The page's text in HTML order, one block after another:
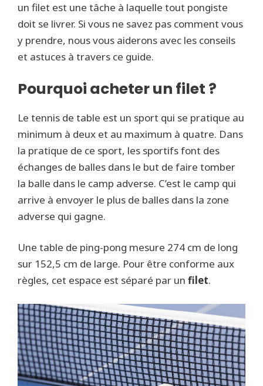
un filet est une tâche à laquelle tout pongiste
doit se livrer. Si vous ne savez pas comment vous
y prendre, nous vous aiderons avec les conseils
et astuces à travers ce guide.
Pourquoi acheter un filet ?
Le tennis de table est un sport qui se pratique au
minimum à deux et au maximum à quatre. Dans
la pratique de ce sport, les sportifs font des
échanges de balles dans le but de faire tomber
la balle dans le camp adverse. C’est le camp qui
arrive à envoyer le plus de balles dans la zone
adverse qui gagne.
Une table de ping-pong mesure 274 cm de long
sur 152,5 cm de large. Pour être conforme aux
règles, cet espace est séparé par un filet.